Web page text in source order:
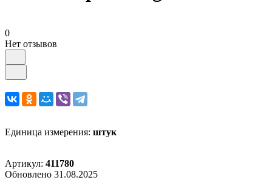
0
Нет отзывов
Единица измерения: штук
Артикул: 411780
Обновлено 31.08.2025